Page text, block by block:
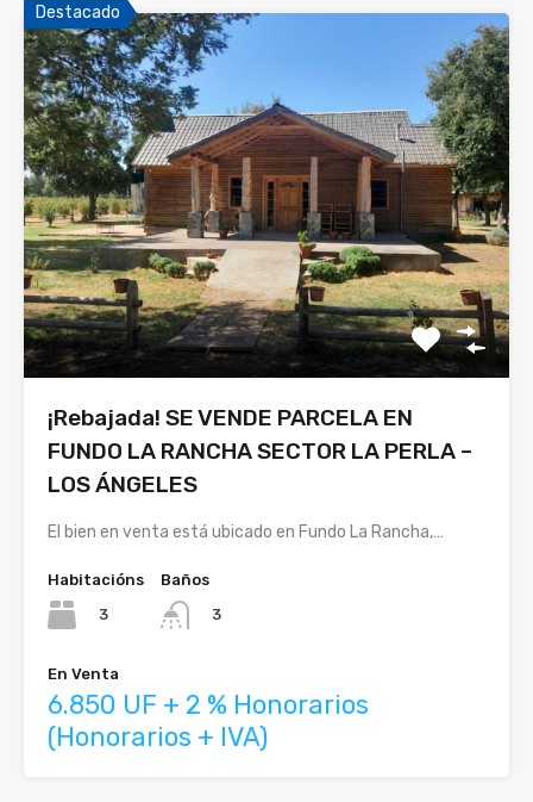
Destacado
¡Rebajada! SE VENDE PARCELA EN
FUNDO LA RANCHA SECTOR LA PERLA –
LOS ÁNGELES
El bien en venta está ubicado en Fundo La Rancha,…
Habitacións
3
Baños
3
En Venta
6.850 UF + 2 % Honorarios
(Honorarios + IVA)